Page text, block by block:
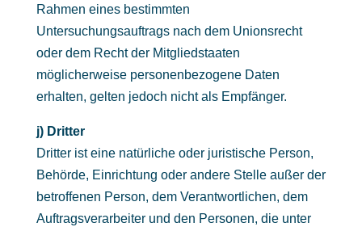
Rahmen eines bestimmten
Untersuchungsauftrags nach dem Unionsrecht
oder dem Recht der Mitgliedstaaten
möglicherweise personenbezogene Daten
erhalten, gelten jedoch nicht als Empfänger.
j) Dritter
Dritter ist eine natürliche oder juristische Person,
Behörde, Einrichtung oder andere Stelle außer der
betroffenen Person, dem Verantwortlichen, dem
Auftragsverarbeiter und den Personen, die unter